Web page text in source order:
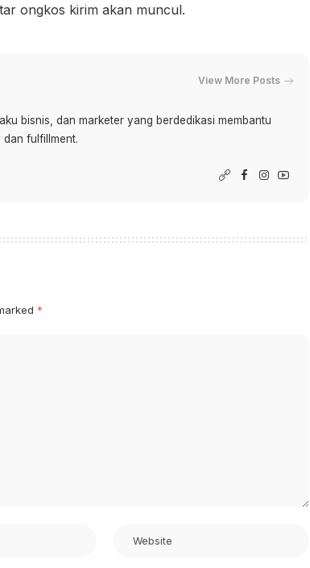
ongkos kirim akan muncul.
View More Posts
bisnis, dan marketer yang berdedikasi membantu
dan fulfillment.
*